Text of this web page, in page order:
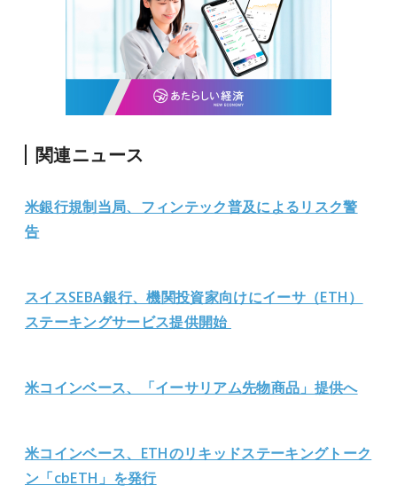
関連ニュース
米銀行規制当局、フィンテック普及によるリスク警
告
スイスSEBA銀行、機関投資家向けにイーサ（ETH）
ステーキングサービス提供開始
米コインベース、「イーサリアム先物商品」提供へ
米コインベース、ETHのリキッドステーキングトーク
ン「cbETH」を発行